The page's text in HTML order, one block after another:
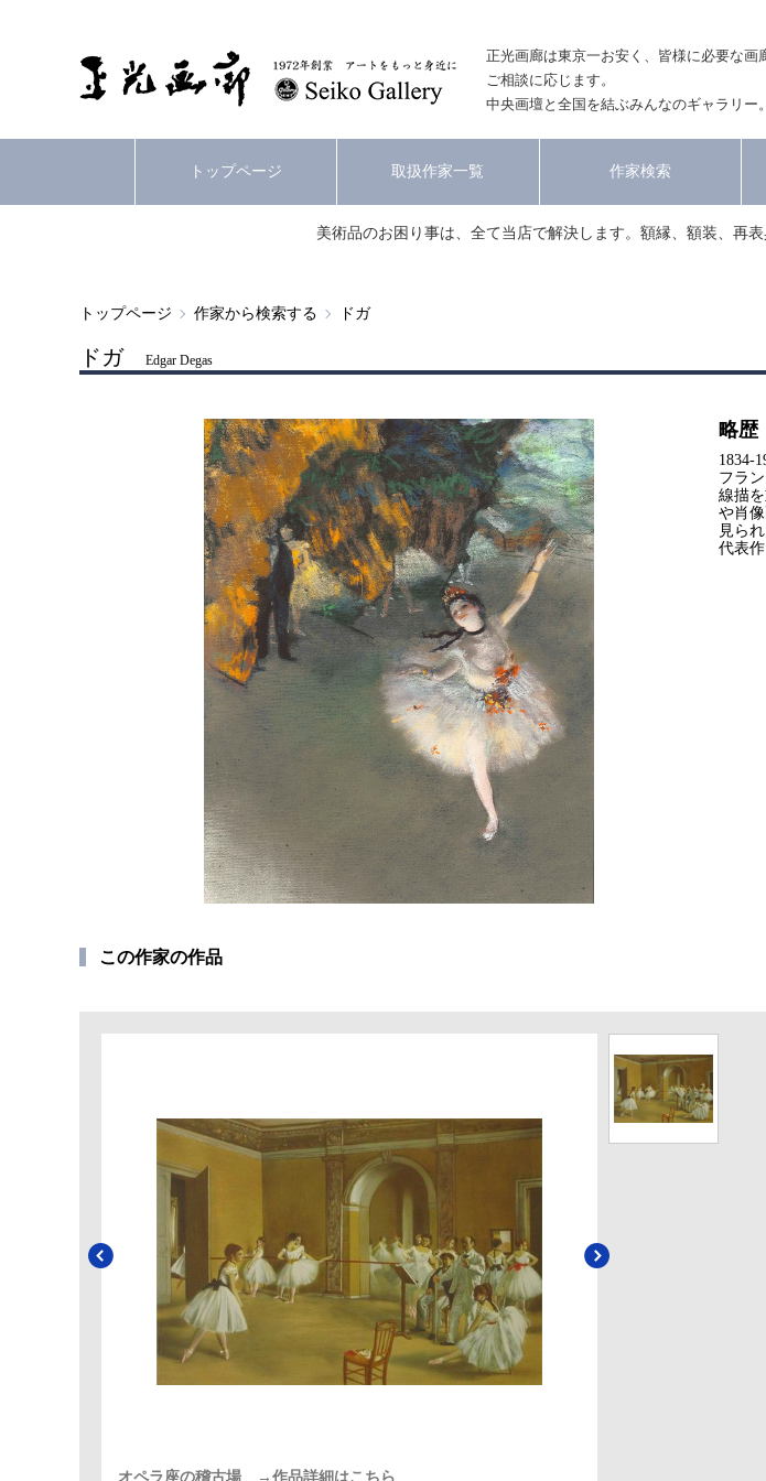
正光画廊は東京一お安く、皆様に必要な画
ご相談に応じます。
中央画壇と全国を結ぶみんなのギャラリー。
トップページ 取扱作家一覧 作家検索
美術品のお困り事は、全て当店で解決します。額縁、額装、再
トップページ 作家から検索する ドガ
ドガ Edgar Degas
略歴
1834-
フラ
線描
や肖
見ら
代表
この作家の作品
オペラ座の稽古場 →作品詳細はこちら